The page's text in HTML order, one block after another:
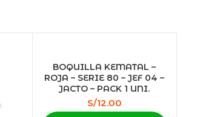
BOQUILLA KEMATAL –
ROJA – SERIE 80 – JEF 04 –
JACTO – PACK 1 UNI.
S/12.00